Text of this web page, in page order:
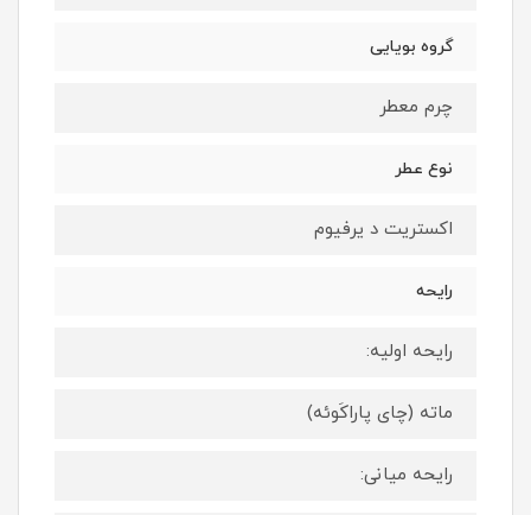
گروه بویایی
چرم معطر
نوع عطر
اكستريت د يرفيوم
رایحه
رايحه اوليه:
ماته (چاى پاراكَوئه)
رایحه میانی: